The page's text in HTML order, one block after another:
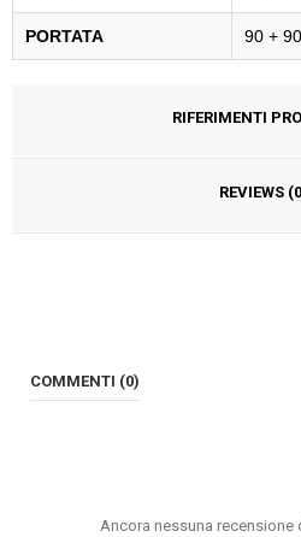
PORTATA 90 +
RIFERIMENTI
REVIEWS
COMMENTI (0)
Ancora nessuna recensione